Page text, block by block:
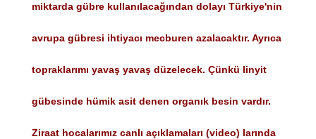
miktarda gübre kullanılacağından dolayı Türkiye'nin
avrupa gübresi ihtiyacı mecburen azalacaktır. Ayrıca
topraklarımı yavaş yavaş düzelecek. Çünkü linyit
gübesinde hümik asit denen organık besin vardır.
Ziraat hocalarımız canlı açıklamaları (video) larında